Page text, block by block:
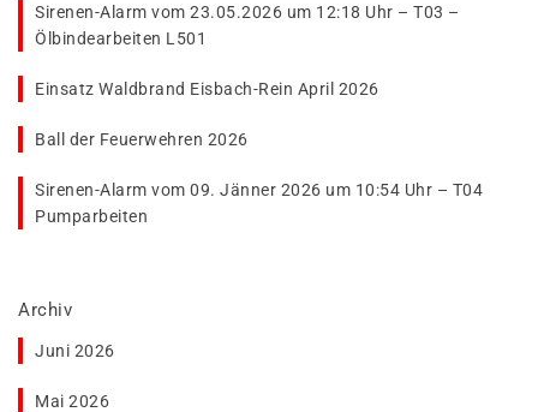
Sirenen-Alarm vom 23.05.2026 um 12:18 Uhr – T03 –
Ölbindearbeiten L501
Einsatz Waldbrand Eisbach-Rein April 2026
Ball der Feuerwehren 2026
Sirenen-Alarm vom 09. Jänner 2026 um 10:54 Uhr – T04
Pumparbeiten
Archiv
Juni 2026
Mai 2026